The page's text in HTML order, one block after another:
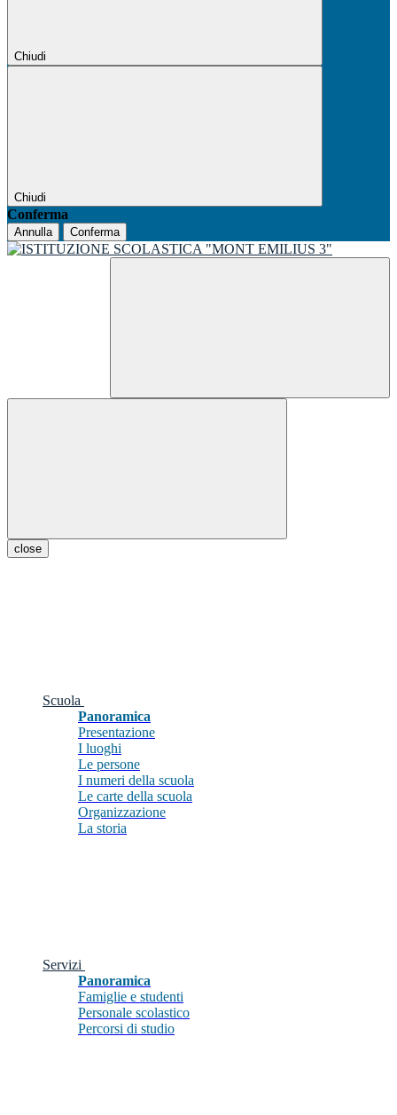
Chiudi
Chiudi
Conferma
Annulla Conferma
close
Scuola
Panoramica
Presentazione
I luoghi
Le persone
I numeri della scuola
Le carte della scuola
Organizzazione
La storia
Servizi
Panoramica
Famiglie e studenti
Personale scolastico
Percorsi di studio